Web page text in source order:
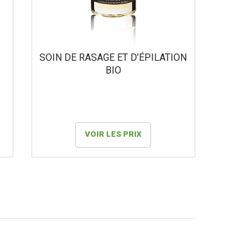
SOIN DE RASAGE ET D’ÉPILATION
BIO
VOIR LES PRIX